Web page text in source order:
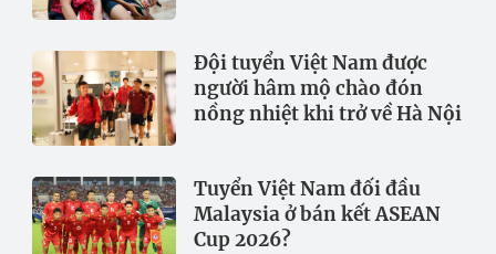
Đội tuyển Việt Nam được
người hâm mộ chào đón
nồng nhiệt khi trở về Hà Nội
Tuyển Việt Nam đối đầu
Malaysia ở bán kết ASEAN
Cup 2026?